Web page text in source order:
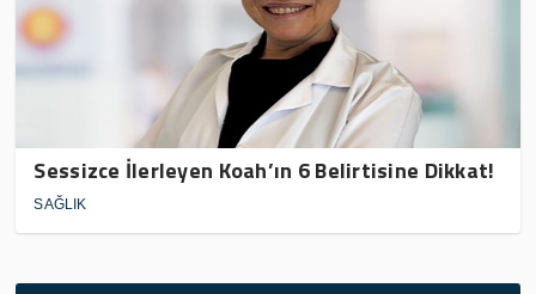
Sessizce İlerleyen Koah’ın 6 Belirtisine Dikkat!
SAĞLIK